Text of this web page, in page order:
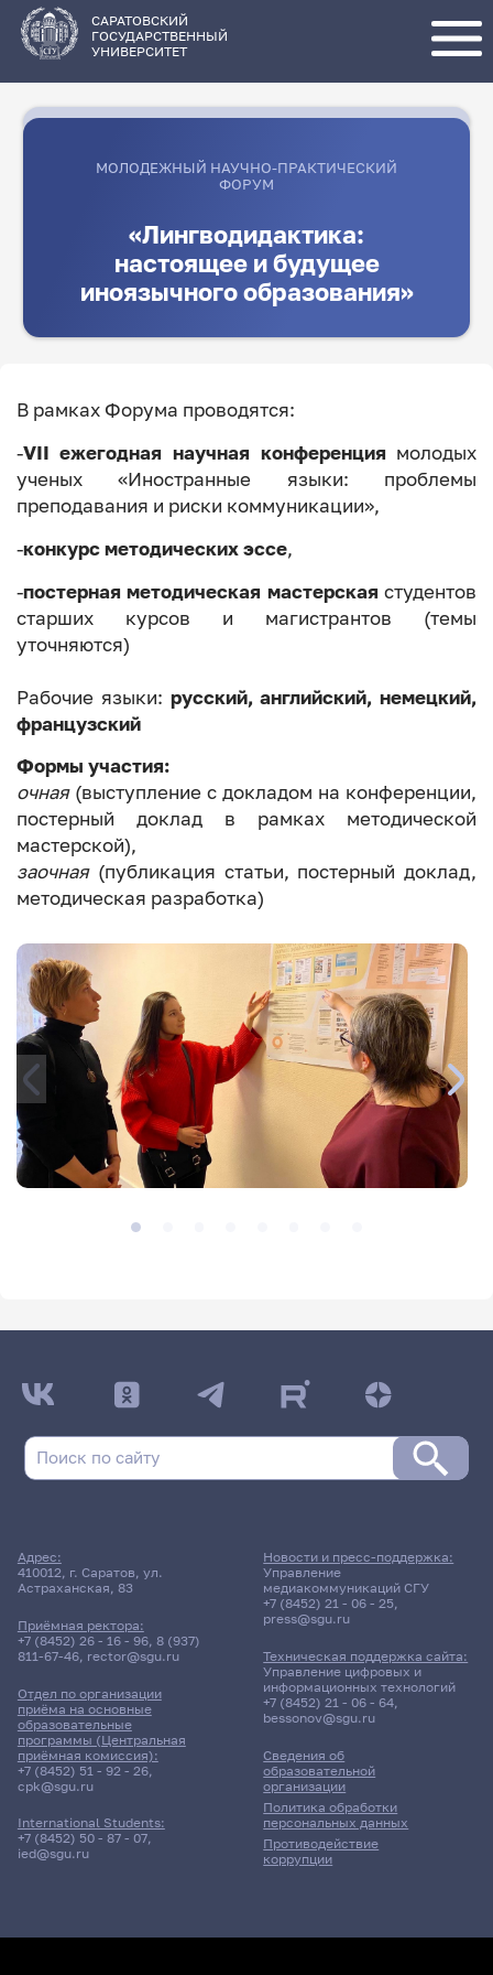
основному
содержанию
САРАТОВСКИЙ
ГОСУДАРСТВЕННЫЙ
УНИВЕРСИТЕТ
МОЛОДЕЖНЫЙ НАУЧНО-ПРАКТИЧЕСКИЙ
ФОРУМ
«Лингводидактика:
настоящее и будущее
иноязычного образования»
В рамках Форума проводятся:
-VII ежегодная научная конференция молодых
ученых «Иностранные языки: проблемы
преподавания и риски коммуникации»,
-конкурс методических эссе,
-постерная методическая мастерскаястудентов
старших курсов и магистрантов (темы
уточняются)
Рабочие языки: русский, английский, немецкий,
французский
Формы участия:
очная (выступление с докладом на конференции,
постерный доклад в рамках методической
мастерской),
заочная(публикация статьи, постерный доклад,
методическая разработка)
Адрес:
410012, г. Саратов, ул.
Астраханская, 83
Приёмная ректора:
+7 (8452) 26 - 16 - 96, 8 (937)
811-67-46, rector@sgu.ru
Отдел по организации
приёма на основные
образовательные
программы (Центральная
приёмная комиссия):
+7 (8452) 51 - 92 - 26,
cpk@sgu.ru
International Students:
+7 (8452) 50 - 87 - 07,
ied@sgu.ru
Сведения об
образовательной
организации
Политика обработки
персональных данных
Противодействие
коррупции
Новости и пресс-поддержка:
Управление
медиакоммуникаций СГУ
+7 (8452) 21 - 06 - 25,
press@sgu.ru
Техническая поддержка сайта:
Управление цифровых и
информационных технологий
+7 (8452) 21 - 06 - 64,
bessonov@sgu.ru